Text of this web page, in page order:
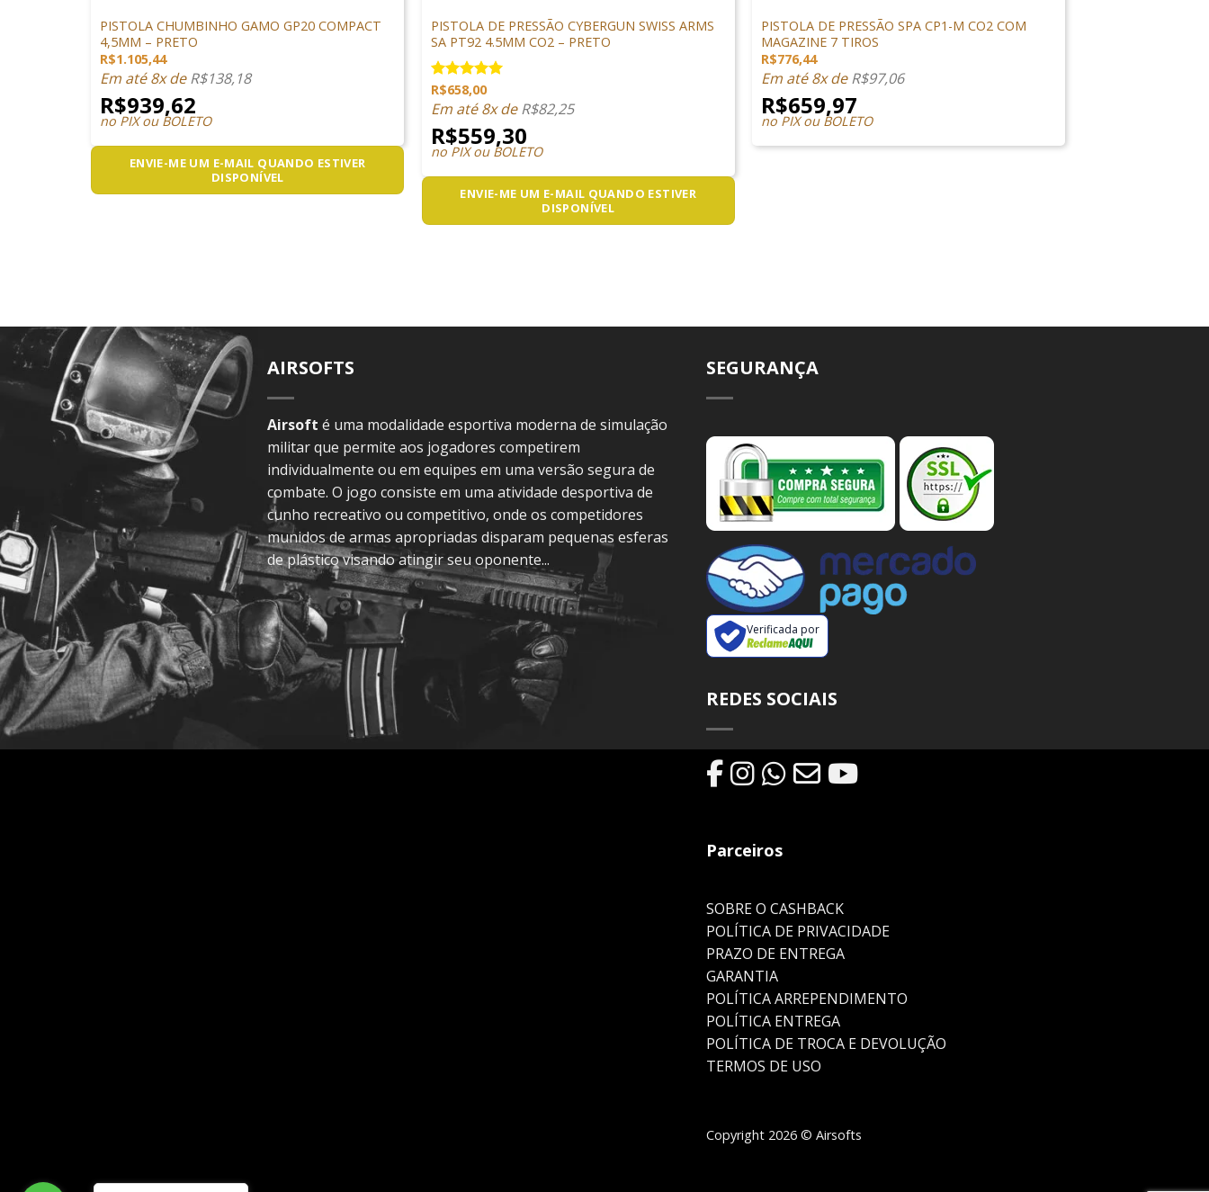
PISTOLA CHUMBINHO GAMO GP20 COMPACT
4,5MM – PRETO
R$1.105,44
Em até 8x deR$138,18
R$939,62
no PIX ou BOLETO
ENVIE-ME UM E-MAIL QUANDO ESTIVER
DISPONÍVEL
PISTOLA DE PRESSÃO CYBERGUN SWISS ARMS
SA PT92 4.5MM CO2 – PRETO
Avaliação
5.00 de 5
R$658,00
Em até 8x deR$82,25
R$559,30
no PIX ou BOLETO
ENVIE-ME UM E-MAIL QUANDO ESTIVER
DISPONÍVEL
PISTOLA DE PRESSÃO SPA CP1-M CO2 COM
MAGAZINE 7 TIROS
R$776,44
Em até 8x deR$97,06
R$659,97
no PIX ou BOLETO
AIRSOFTS
Airsoft é uma modalidade esportiva moderna de simulação
militar que permite aos jogadores competirem
individualmente ou em equipes em uma versão segura de
combate. O jogo consiste em uma atividade desportiva de
cunho recreativo ou competitivo, onde os competidores
munidos de armas apropriadas disparam pequenas esferas
de plástico visando atingir seu oponente...
SEGURANÇA
Verificada por
REDES SOCIAIS
Parceiros
SOBRE O CASHBACK
POLÍTICA DE PRIVACIDADE
PRAZO DE ENTREGA
GARANTIA
POLÍTICA ARREPENDIMENTO
POLÍTICA ENTREGA
POLÍTICA DE TROCA E DEVOLUÇÃO
TERMOS DE USO
Copyright 2026 © Airsofts